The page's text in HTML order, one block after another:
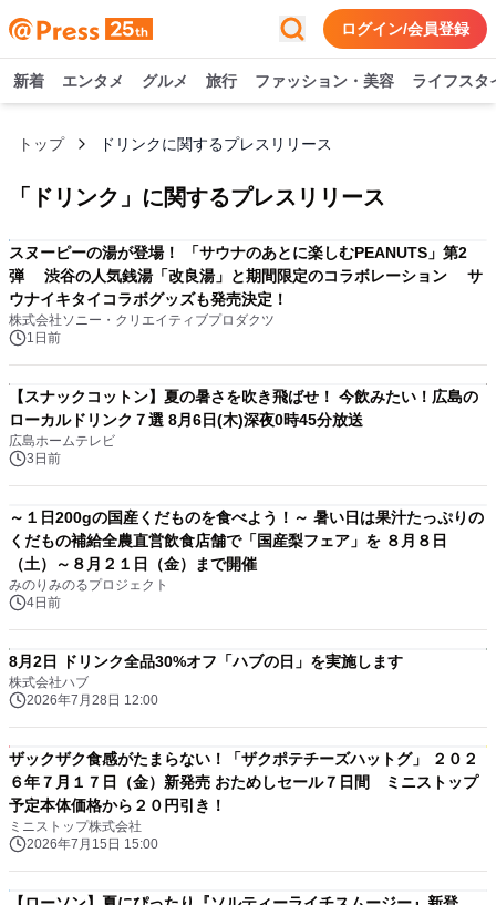
ログイン/会員登録
新着 エンタメ グルメ 旅行 ファッション・美容 ライフスタ
トップ ドリンクに関するプレスリリース
「 ドリンク 」に関するプレスリリース
スヌーピーの湯が登場！ 「サウナのあとに楽しむPEANUTS」第2
弾 渋谷の人気銭湯「改良湯」と期間限定のコラボレーション サ
ウナイキタイコラボグッズも発売決定！
株式会社ソニー・クリエイティブプロダクツ
1日前
【スナックコットン】夏の暑さを吹き飛ばせ！ 今飲みたい！広島の
ローカルドリンク７選 8月6日(木)深夜0時45分放送
広島ホームテレビ
3日前
～１日200gの国産くだものを食べよう！～ 暑い日は果汁たっぷりの
くだもの補給全農直営飲食店舗で「国産梨フェア」を ８月８日
（土）～８月２１日（金）まで開催
みのりみのるプロジェクト
4日前
8月2日 ドリンク全品30%オフ「ハブの日」を実施します
株式会社ハブ
2026年7月28日 12:00
ザックザク食感がたまらない！「ザクポテチーズハットグ」 ２０２
６年７月１７日（金）新発売 おためしセール７日間 ミニストップ
予定本体価格から２０円引き！
ミニストップ株式会社
2026年7月15日 15:00